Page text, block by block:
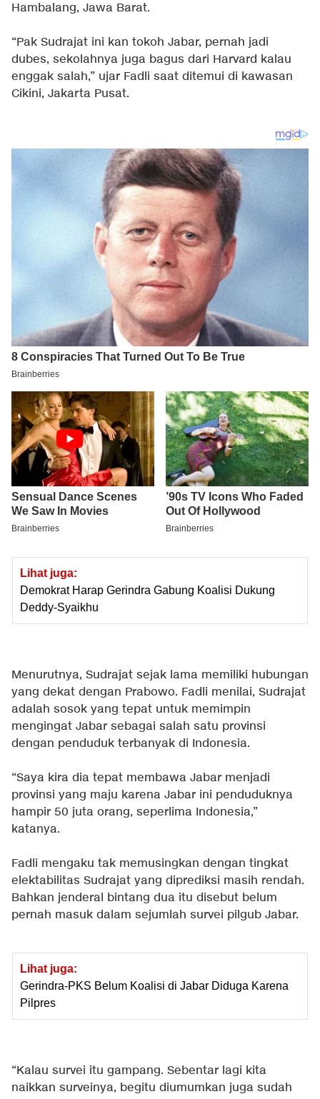
Hambalang, Jawa Barat.
“Pak Sudrajat ini kan tokoh Jabar, pernah jadi
dubes, sekolahnya juga bagus dari Harvard kalau
enggak salah,” ujar Fadli saat ditemui di kawasan
Cikini, Jakarta Pusat.
Lihat juga:
Demokrat Harap Gerindra Gabung Koalisi Dukung
Deddy-Syaikhu
Menurutnya, Sudrajat sejak lama memiliki hubungan
yang dekat dengan Prabowo. Fadli menilai, Sudrajat
adalah sosok yang tepat untuk memimpin
mengingat Jabar sebagai salah satu provinsi
dengan penduduk terbanyak di Indonesia.
“Saya kira dia tepat membawa Jabar menjadi
provinsi yang maju karena Jabar ini penduduknya
hampir 50 juta orang, seperlima Indonesia,”
katanya.
Fadli mengaku tak memusingkan dengan tingkat
elektabilitas Sudrajat yang diprediksi masih rendah.
Bahkan jenderal bintang dua itu disebut belum
pernah masuk dalam sejumlah survei pilgub Jabar.
Lihat juga:
Gerindra-PKS Belum Koalisi di Jabar Diduga Karena
Pilpres
“Kalau survei itu gampang. Sebentar lagi kita
naikkan surveinya, begitu diumumkan juga sudah